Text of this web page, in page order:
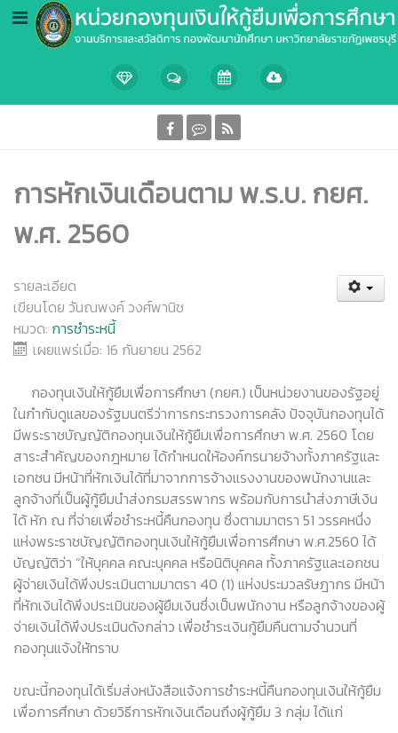
การหักเงินเดือนตาม พ.ร.บ. กยศ.
พ.ศ. 2560
รายละเอียด
เขียนโดย วันณพงค์ วงศ์พานิช
หมวด: การชำระหนี้
เผยแพร่เมื่อ: 16 กันยายน 2562
กองทุนเงินให้กู้ยืมเพื่อการศึกษา (กยศ.) เป็นหน่วยงานของรัฐอยู่
ในกำกับดูแลของรัฐมนตรีว่าการกระทรวงการคลัง ปัจจุบันกองทุนได้
มีพระราชบัญญัติกองทุนเงินให้กู้ยืมเพื่อการศึกษา พ.ศ. 2560 โดย
สาระสำคัญของกฎหมาย ได้กำหนดให้องค์กรนายจ้างทั้งภาครัฐและ
เอกชน มีหน้าที่หักเงินได้ที่มาจากการจ้างแรงงานของพนักงานและ
ลูกจ้างที่เป็นผู้กู้ยืมนำส่งกรมสรรพากร พร้อมกับการนำส่งภาษีเงิน
ได้ หัก ณ ที่จ่ายเพื่อชำระหนี้คืนกองทุน ซึ่งตามมาตรา 51 วรรคหนึ่ง
แห่งพระราชบัญญัติกองทุนเงินให้กู้ยืมเพื่อการศึกษา พ.ศ.2560 ได้
บัญญัติว่า “ให้บุคคล คณะบุคคล หรือนิติบุคคล ทั้งภาครัฐและเอกชน
ผู้จ่ายเงินได้พึงประเมินตามมาตรา 40 (1) แห่งประมวลรัษฎากร มีหน้า
ที่หักเงินได้พึงประเมินของผู้ยืมเงินซึ่งเป็นพนักงาน หรือลูกจ้างของผู้
จ่ายเงินได้พึงประเมินดังกล่าว เพื่อชำระเงินกู้ยืมคืนตามจำนวนที่
กองทุนแจ้งให้ทราบ
ขณะนี้กองทุนได้เริ่มส่งหนังสือแจ้งการชำระหนี้คืนกองทุนเงินให้กู้ยืม
เพื่อการศึกษา ด้วยวิธีการหักเงินเดือนถึงผู้กู้ยืม 3 กลุ่ม ได้แก่